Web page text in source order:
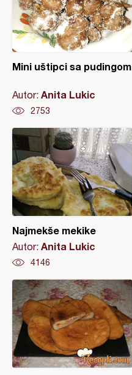
Mini uštipci sa pudingom
Autor: Anita Lukic
2753
Najmekše mekike
Autor: Anita Lukic
4146